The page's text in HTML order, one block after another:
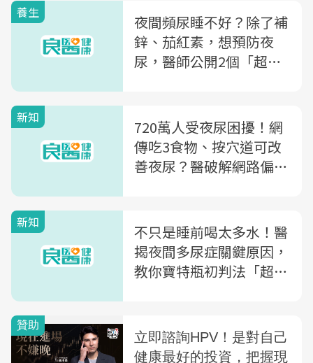
養生
夜間頻尿睡不好？除了補
鋅、茄紅素，想預防夜
尿，醫師公開2個「超簡
新知
720萬人受夜尿困擾！網
傳吃3食物、按穴道可改
善夜尿？醫破解網路偏
新知
不只是睡前喝太多水！醫
揭夜間多尿症關鍵原因，
教你寶特瓶初判法「超過